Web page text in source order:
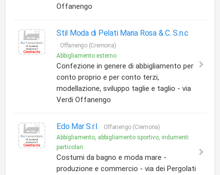
Offanengo
Stil Moda di Pelati Maria Rosa & C. S.n.c
Offanengo (Cremona)
Abbigliamento esterno
Confezione in genere di abbigliamento per
conto proprio e per conto terzi,
modellazione, sviluppo taglie e taglio - via
Verdi Offanengo
Edo Mar S.r.l.
Offanengo (Cremona)
Abbigliamento, abbigliamento sportivo, indumenti
particolari
Costumi da bagno e moda mare -
produzione e commercio - via dei Pergolati